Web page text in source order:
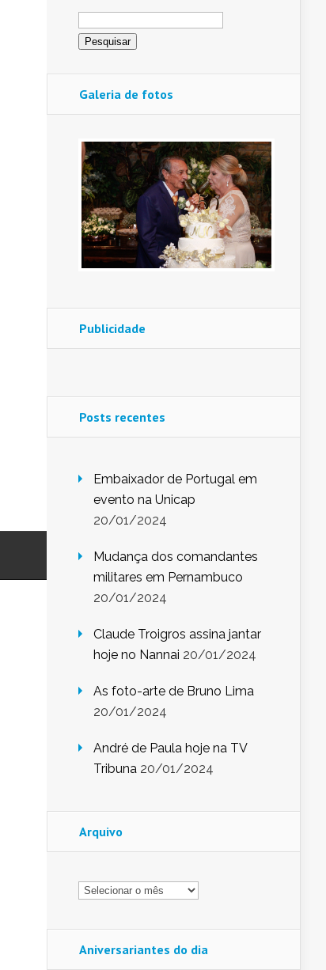
Pesquisar
por:
Galeria de fotos
Publicidade
Posts recentes
Embaixador de Portugal em
evento na Unicap
20/01/2024
Mudança dos comandantes
militares em Pernambuco
20/01/2024
Claude Troigros assina jantar
hoje no Nannai 20/01/2024
As foto-arte de Bruno Lima
20/01/2024
André de Paula hoje na TV
Tribuna 20/01/2024
Arquivo
Arquivo
Aniversariantes do dia